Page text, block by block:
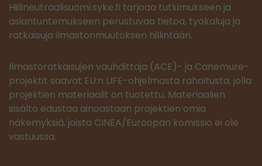
Hiilineutraalisuomi.syke.fi tarjoaa tutkimukseen ja
asiantuntemukseen perustuvaa tietoa, työkaluja ja
ratkaisuja ilmastonmuutoksen hillintään.
Ilmastoratkaisujen vauhdittaja (ACE)- ja Canemure-
projektit saavat EU:n LIFE-ohjelmasta rahoitusta, jolla
projektien materiaalit on tuotettu. Materiaalien
sisältö edustaa ainoastaan projektien omia
näkemyksiä, joista CINEA/Euroopan komissio ei ole
vastuussa.